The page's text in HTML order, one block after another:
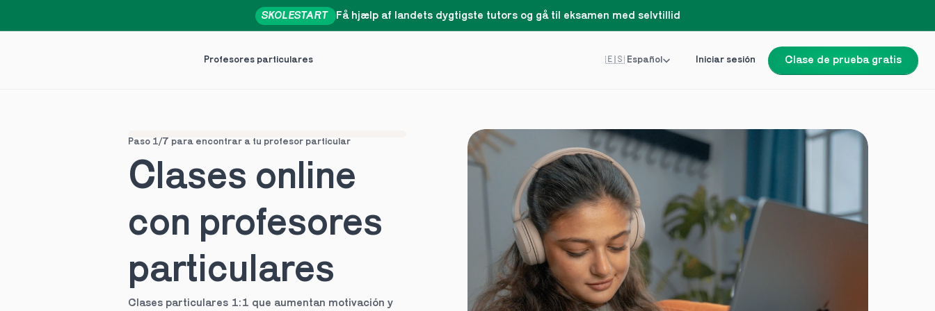
Profesores particulares Iniciar sesión Clase de prueba gratis
🇪🇸 Español
Få hjælp af landets dygtigste tutors og gå til eksamen med selvtillid
SKOLESTART
Paso 1/7 para encontrar a tu profesor particular
Clases online
con profesores
particulares
Clases particulares 1:1 que aumentan motivación y